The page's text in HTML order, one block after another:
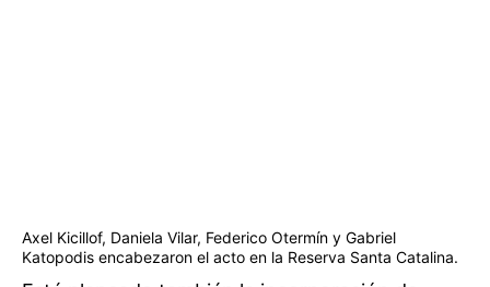
Axel Kicillof, Daniela Vilar, Federico Otermín y Gabriel
Katopodis encabezaron el acto en la Reserva Santa Catalina.